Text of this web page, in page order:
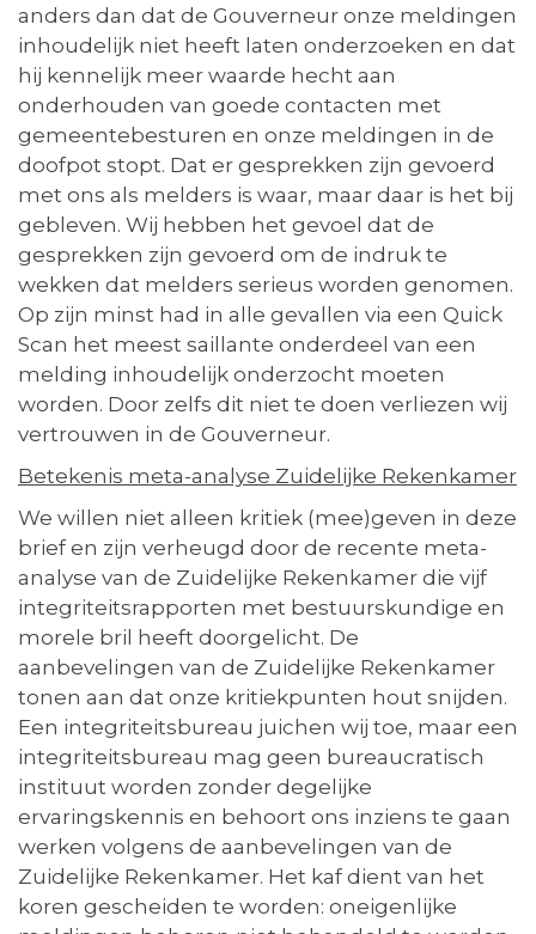
anders dan dat de Gouverneur onze meldingen
inhoudelijk niet heeft laten onderzoeken en dat
hij kennelijk meer waarde hecht aan
onderhouden van goede contacten met
gemeentebesturen en onze meldingen in de
doofpot stopt. Dat er gesprekken zijn gevoerd
met ons als melders is waar, maar daar is het bij
gebleven. Wij hebben het gevoel dat de
gesprekken zijn gevoerd om de indruk te
wekken dat melders serieus worden genomen.
Op zijn minst had in alle gevallen via een Quick
Scan het meest saillante onderdeel van een
melding inhoudelijk onderzocht moeten
worden. Door zelfs dit niet te doen verliezen wij
vertrouwen in de Gouverneur.
Betekenis meta-analyse Zuidelijke Rekenkamer
We willen niet alleen kritiek (mee)geven in deze
brief en zijn verheugd door de recente meta-
analyse van de Zuidelijke Rekenkamer die vijf
integriteitsrapporten met bestuurskundige en
morele bril heeft doorgelicht. De
aanbevelingen van de Zuidelijke Rekenkamer
tonen aan dat onze kritiekpunten hout snijden.
Een integriteitsbureau juichen wij toe, maar een
integriteitsbureau mag geen bureaucratisch
instituut worden zonder degelijke
ervaringskennis en behoort ons inziens te gaan
werken volgens de aanbevelingen van de
Zuidelijke Rekenkamer. Het kaf dient van het
koren gescheiden te worden: oneigenlijke